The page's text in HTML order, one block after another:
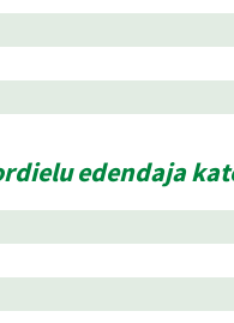
edendaja